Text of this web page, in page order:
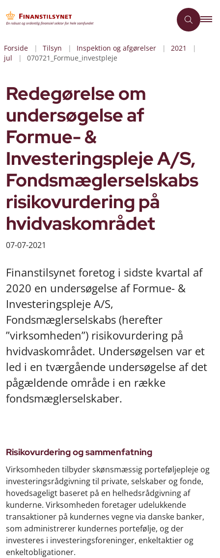
Forside Tilsyn Inspektion og afgørelser
2021
jul
070721_Formue_investpleje
Redegørelse om
undersøgelse af
Formue- &
Investeringspleje A/S,
Fondsmæglerselskabs
risikovurdering på
hvidvaskområdet
07-07-2021
Finanstilsynet foretog i sidste kvartal af
2020 en undersøgelse af Formue- &
Investeringspleje A/S,
Fondsmæglerselskabs (herefter
”virksomheden”) risikovurdering på
hvidvaskområdet. Undersøgelsen var et
led i en tværgående undersøgelse af det
pågældende område i en række
fondsmæglerselskaber.
Risikovurdering og sammenfatning
Virksomheden tilbyder skønsmæssig porteføljepleje og
investeringsrådgivning til private, selskaber og fonde,
hovedsageligt baseret på en helhedsrådgivning af
kunderne. Virksomheden foretager udelukkende
transaktioner på kundernes vegne via danske banker,
som administrerer kundernes portefølje, og der
investeres i investeringsforeninger, enkeltaktier og
enkeltobligationer.